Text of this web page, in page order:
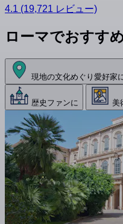
4.1 (19,721 レビュー)
ローマでおすす
現地の文化めぐり愛好家
歴史ファンに 美